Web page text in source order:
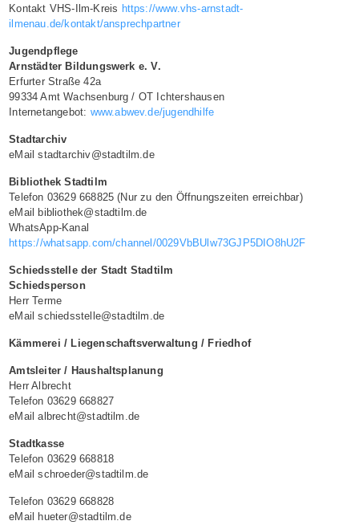
Kontakt VHS-Ilm-Kreis https://www.vhs-arnstadt-
ilmenau.de/kontakt/ansprechpartner
Jugendpflege
Arnstädter Bildungswerk e. V.
Erfurter Straße 42a
99334 Amt Wachsenburg / OT Ichtershausen
Internetangebot: www.abwev.de/jugendhilfe
Stadtarchiv
eMail stadtarchiv@stadtilm.de
Bibliothek Stadtilm
Telefon 03629 668825 (Nur zu den Öffnungszeiten erreichbar)
eMail bibliothek@stadtilm.de
WhatsApp-Kanal
https://whatsapp.com/channel/0029VbBUlw73GJP5DIO8hU2F
Schiedsstelle der Stadt Stadtilm
Schiedsperson
Herr Terme
eMail schiedsstelle@stadtilm.de
Kämmerei / Liegenschaftsverwaltung / Friedhof
Amtsleiter / Haushaltsplanung
Herr Albrecht
Telefon 03629 668827
eMail albrecht@stadtilm.de
Stadtkasse
Telefon 03629 668818
eMail schroeder@stadtilm.de
Telefon 03629 668828
eMail hueter@stadtilm.de